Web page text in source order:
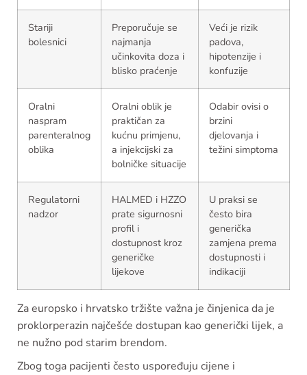
Stariji
bolesnici
Preporučuje se
najmanja
učinkovita doza i
blisko praćenje
Veći je rizik
padova,
hipotenzije i
konfuzije
Oralni
naspram
parenteralnog
oblika
Oralni oblik je
praktičan za
kućnu primjenu,
a injekcijski za
bolničke situacije
Odabir ovisi o
brzini
djelovanja i
težini simptoma
Regulatorni
nadzor
HALMED i HZZO
prate sigurnosni
profil i
dostupnost kroz
generičke
lijekove
U praksi se
često bira
generička
zamjena prema
dostupnosti i
indikaciji
Za europsko i hrvatsko tržište važna je činjenica da je
proklorperazin najčešće dostupan kao generički lijek, a
ne nužno pod starim brendom.
Zbog toga pacijenti često uspoređuju cijene i